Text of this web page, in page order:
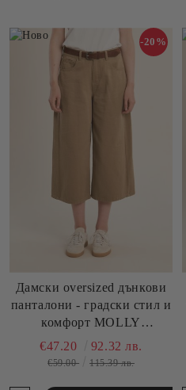
Дамски oversized дънкови
панталони - градски стил и
комфорт MOLLY
BRACKEN (SKY)
EF1632EP
-20%
€47.20 92.32 лв.
€59.00 115.39 лв.